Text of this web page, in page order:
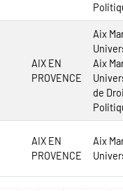
AIX EN
PROVENCE
Aix
Aix
de
AIX EN
PROVENCE
Aix